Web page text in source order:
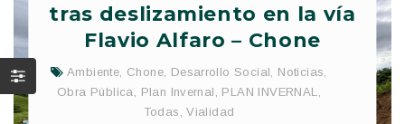
tras deslizamiento en la vía
Flavio Alfaro – Chone
Ambiente, Chone, Desarrollo Social, Noticias,
Obra Pública, Plan Invernal , PLAN INVERNAL,
Todas ,Vialidad